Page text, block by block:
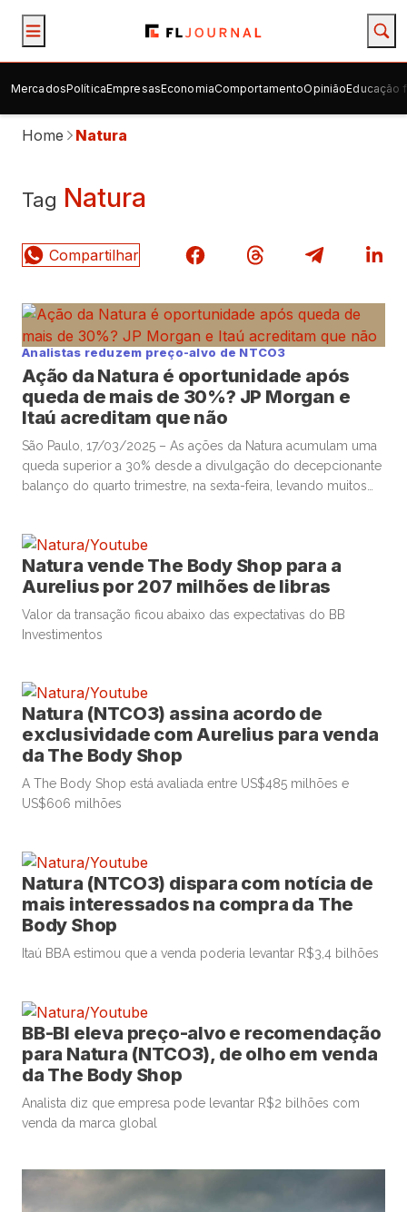
MercadosPolíticaEmpresasEconomiaComportamentoOpiniãoEducação
Home Natura
Tag Natura
Analistas reduzem preço-alvo de NTCO3
Ação da Natura é oportunidade após
queda de mais de 30%? JP Morgan e
Itaú acreditam que não
São Paulo, 17/03/2025 – As ações da Natura acumulam uma
queda superior a 30% desde a divulgação do decepcionante
balanço do quarto trimestre, na sexta-feira, levando muitos
não”, responderam analistas do Itaú BBA em relatório
publicado nesta segunda-feira sobre a multinacional […]
Natura vende The Body Shop para a
Aurelius por 207 milhões de libras
Valor da transação ficou abaixo das expectativas do BB
Investimentos
Natura (NTCO3) assina acordo de
exclusividade com Aurelius para venda
da The Body Shop
A The Body Shop está avaliada entre US$485 milhões e
US$606 milhões
Natura (NTCO3) dispara com notícia de
mais interessados na compra da The
Body Shop
Itaú BBA estimou que a venda poderia levantar R$3,4 bilhões
BB-BI eleva preço-alvo e recomendação
para Natura (NTCO3), de olho em venda
da The Body Shop
Analista diz que empresa pode levantar R$2 bilhões com
venda da marca global